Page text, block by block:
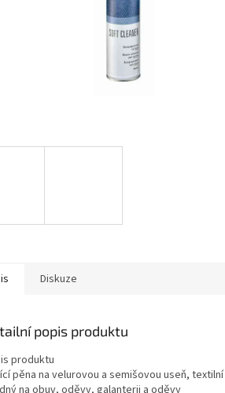
Diskuze
popis produktu
produktu
pěna na velurovou a semišovou useň,
na obuv, oděvy, galanterii a oděvy